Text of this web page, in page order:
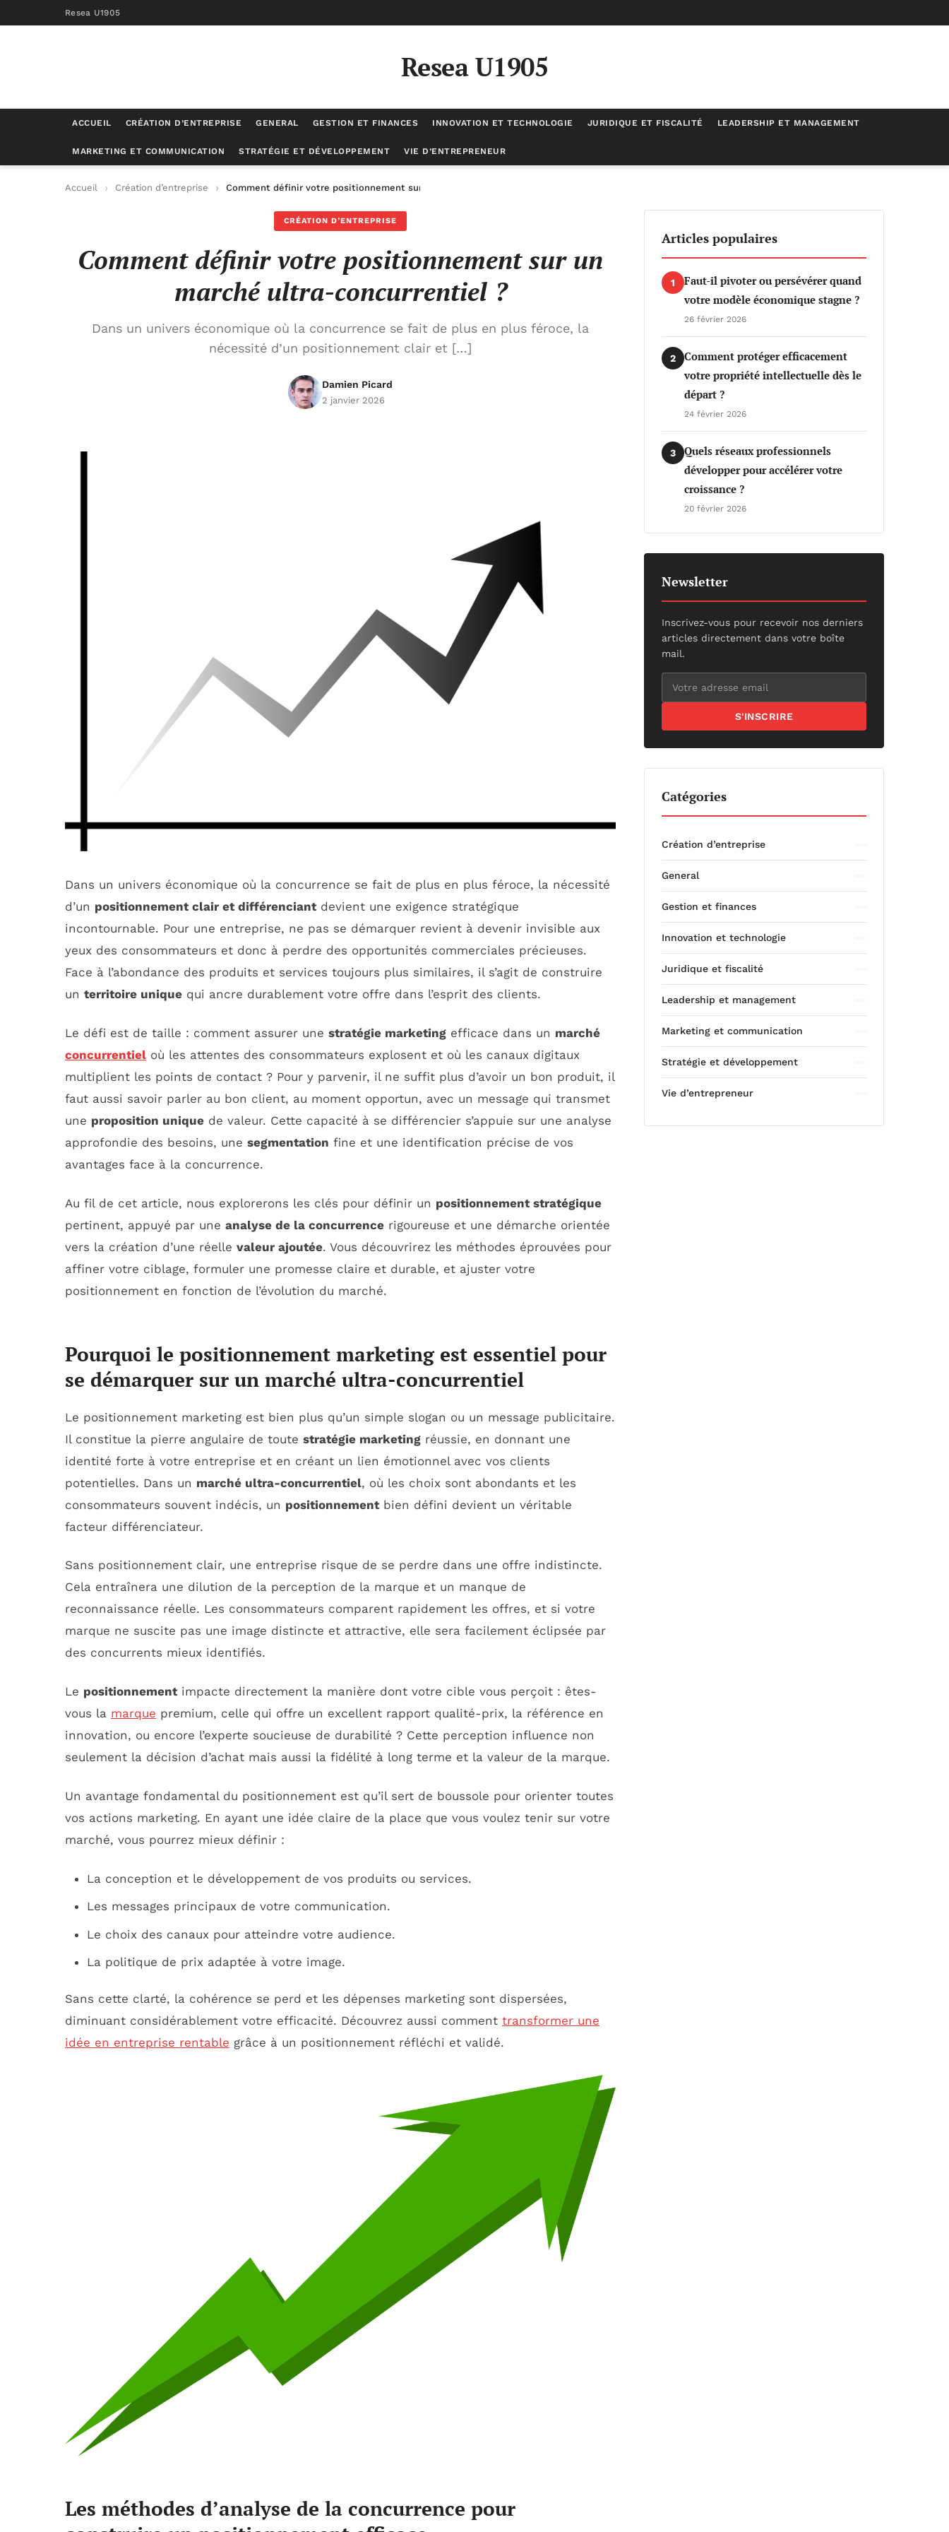
Resea U1905
Resea U1905
ACCUEIL CRÉATION D’ENTREPRISE GENERAL GESTION ET FINANCES INNOVATION ET TECHNOLOGIE JURIDIQUE ET FISCALITÉ LEADERSHIP ET MANAGEMENT
MARKETING ET COMMUNICATION STRATÉGIE ET DÉVELOPPEMENT VIE D’ENTREPRENEUR
Accueil Création d’entreprise Comment définir votre positionnement sur un marché ultra-concurrentiel ?
CRÉATION D’ENTREPRISE
Comment définir votre positionnement sur un
marché ultra-concurrentiel ?
Dans un univers économique où la concurrence se fait de plus en plus féroce, la
nécessité d’un positionnement clair et […]
Damien Picard
2 janvier 2026
Dans un univers économique où la concurrence se fait de plus en plus féroce, la nécessité
d’un positionnement clair et différenciantdevient une exigence stratégique
incontournable. Pour une entreprise, ne pas se démarquer revient à devenir invisible aux
yeux des consommateurs et donc à perdre des opportunités commerciales précieuses.
Face à l’abondance des produits et services toujours plus similaires, il s’agit de construire
un territoire unique qui ancre durablement votre offre dans l’esprit des clients.
Le défi est de taille : comment assurer une stratégie marketing efficace dans un marché
concurrentiel où les attentes des consommateurs explosent et où les canaux digitaux
multiplient les points de contact ? Pour y parvenir, il ne suffit plus d’avoir un bon produit, il
faut aussi savoir parler au bon client, au moment opportun, avec un message qui transmet
une proposition unique de valeur. Cette capacité à se différencier s’appuie sur une analyse
approfondie des besoins, une segmentation fine et une identification précise de vos
avantages face à la concurrence.
Au fil de cet article, nous explorerons les clés pour définir un positionnement stratégique
pertinent, appuyé par une analyse de la concurrence rigoureuse et une démarche orientée
vers la création d’une réelle valeur ajoutée. Vous découvrirez les méthodes éprouvées pour
affiner votre ciblage, formuler une promesse claire et durable, et ajuster votre
positionnement en fonction de l’évolution du marché.
Pourquoi le positionnement marketing est essentiel pour
se démarquer sur un marché ultra-concurrentiel
Le positionnement marketing est bien plus qu’un simple slogan ou un message publicitaire.
Il constitue la pierre angulaire de toute stratégie marketing réussie, en donnant une
identité forte à votre entreprise et en créant un lien émotionnel avec vos clients
potentielles. Dans un marché ultra-concurrentiel, où les choix sont abondants et les
consommateurs souvent indécis, un positionnementbien défini devient un véritable
facteur différenciateur.
Sans positionnement clair, une entreprise risque de se perdre dans une offre indistincte.
Cela entraînera une dilution de la perception de la marque et un manque de
reconnaissance réelle. Les consommateurs comparent rapidement les offres, et si votre
marque ne suscite pas une image distincte et attractive, elle sera facilement éclipsée par
des concurrents mieux identifiés.
Le positionnementimpacte directement la manière dont votre cible vous perçoit : êtes-
vous la marque premium, celle qui offre un excellent rapport qualité-prix, la référence en
innovation, ou encore l’experte soucieuse de durabilité ? Cette perception influence non
seulement la décision d’achat mais aussi la fidélité à long terme et la valeur de la marque.
Un avantage fondamental du positionnement est qu’il sert de boussole pour orienter toutes
vos actions marketing. En ayant une idée claire de la place que vous voulez tenir sur votre
marché, vous pourrez mieux définir :
La conception et le développement de vos produits ou services.
Les messages principaux de votre communication.
Le choix des canaux pour atteindre votre audience.
La politique de prix adaptée à votre image.
Sans cette clarté, la cohérence se perd et les dépenses marketing sont dispersées,
diminuant considérablement votre efficacité. Découvrez aussi comment transformer une
idée en entreprise rentable grâce à un positionnement réfléchi et validé.
Les méthodes d’analyse de la concurrence pour
Articles populaires
1
Faut-il pivoter ou persévérer quand
votre modèle économique stagne ?
26 février 2026
2
Comment protéger efficacement
votre propriété intellectuelle dès le
départ ?
24 février 2026
3
Quels réseaux professionnels
développer pour accélérer votre
croissance ?
20 février 2026
Newsletter
Inscrivez-vous pour recevoir nos derniers
articles directement dans votre boîte
mail.
S'INSCRIRE
Catégories
Création d’entreprise
General
Gestion et finances
Innovation et technologie
Juridique et fiscalité
Leadership et management
Marketing et communication
Stratégie et développement
Vie d’entrepreneur